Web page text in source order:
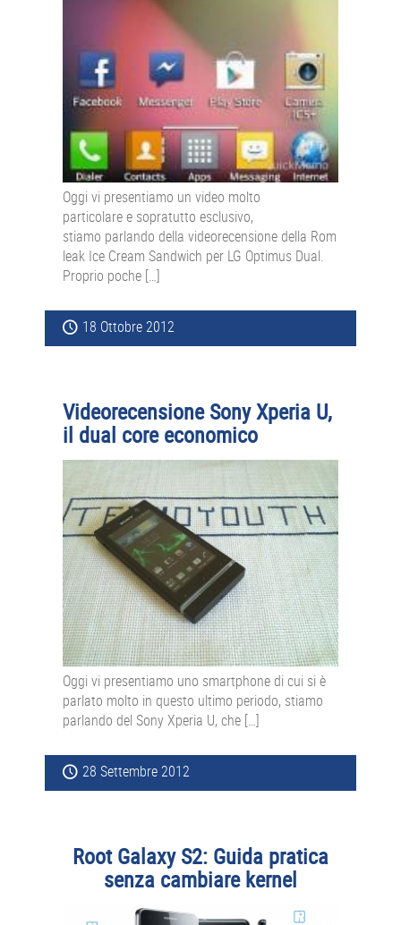
Oggi vi presentiamo un video molto
particolare e sopratutto esclusivo,
stiamo parlando della videorecensione della Rom
leak Ice Cream Sandwich per LG Optimus Dual.
Proprio poche […]
18 Ottobre 2012
Videorecensione Sony Xperia U,
il dual core economico
Oggi vi presentiamo uno smartphone di cui si è
parlato molto in questo ultimo periodo, stiamo
parlando del Sony Xperia U, che […]
28 Settembre 2012
Root Galaxy S2: Guida pratica
senza cambiare kernel